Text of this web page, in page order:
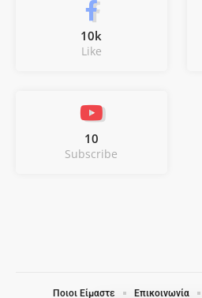
10k
Like
10
Subscribe
Ποιοι Είμαστε Επικοινωνία